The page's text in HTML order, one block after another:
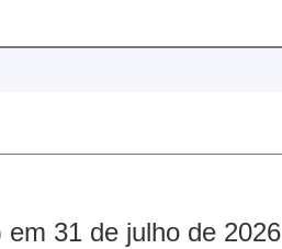
31 de julho de 2026